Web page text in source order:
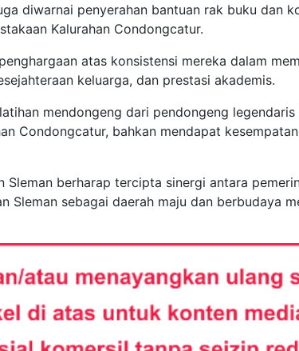
diwarnai penyerahan bantuan rak buku dan
Kalurahan Condongcatur.
atas konsistensi mereka dalam
keluarga, dan prestasi akademis.
mendongeng dari pendongeng legendaris
Condongcatur, bahkan mendapat
Sleman berharap tercipta sinergi antara
Sleman sebagai daerah maju dan berbudaya